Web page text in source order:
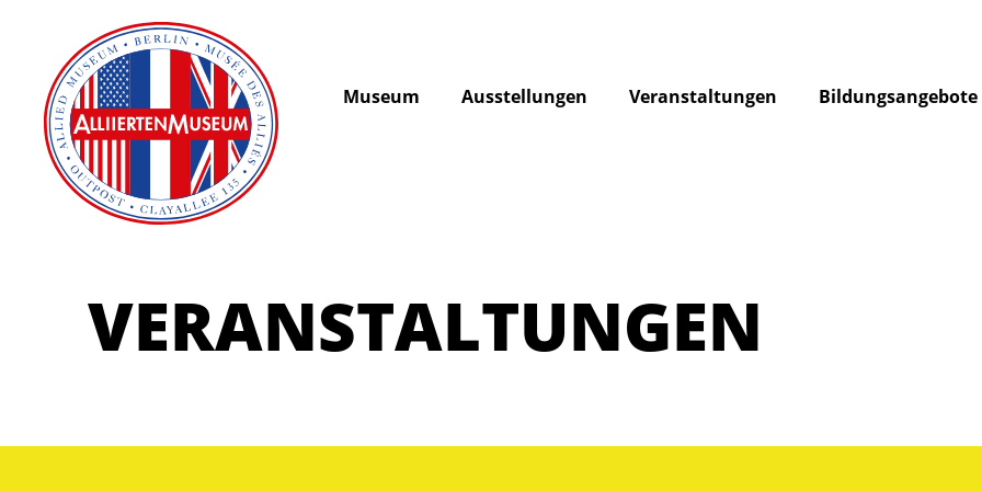
Museum Ausstellungen Veranstaltungen Bildungsangebote
VERANSTALTUNGEN